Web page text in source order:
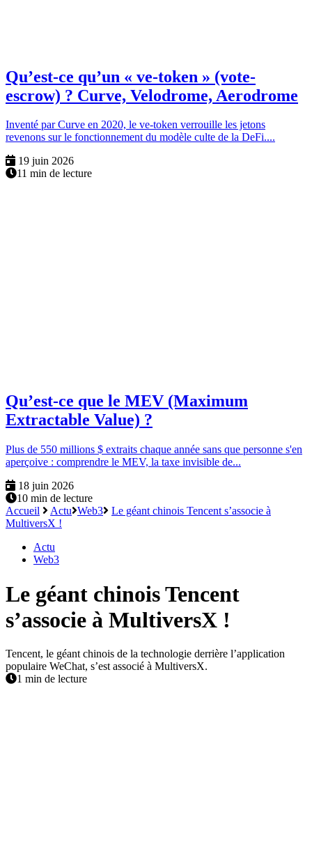
Qu’est-ce qu’un « ve-token » (vote-
escrow) ? Curve, Velodrome, Aerodrome
Inventé par Curve en 2020, le ve-token verrouille les jetons
revenons sur le fonctionnement du modèle culte de la DeFi....
19 juin 2026
11 min de lecture
Qu’est-ce que le MEV (Maximum
Extractable Value) ?
Plus de 550 millions $ extraits chaque année sans que personne s'en
aperçoive : comprendre le MEV, la taxe invisible de...
18 juin 2026
10 min de lecture
Accueil
Actu Web3
Le géant chinois Tencent s’associe à
MultiversX !
Actu
Web3
Le géant chinois Tencent
s’associe à MultiversX !
Tencent, le géant chinois de la technologie derrière l’application
populaire WeChat, s’est associé à MultiversX.
1 min de lecture